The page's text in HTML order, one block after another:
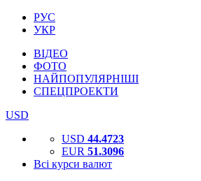
РУС
УКР
ВІДЕО
ФОТО
НАЙПОПУЛЯРНІШІ
СПЕЦПРОЕКТИ
USD
USD 44.4723
EUR 51.3096
Всі курси валют